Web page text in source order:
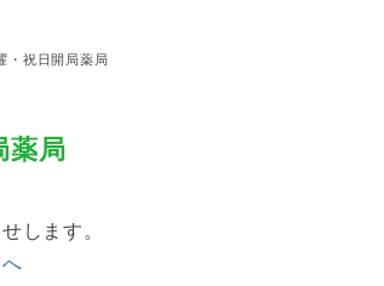
・祝日開局薬局
薬局
します。